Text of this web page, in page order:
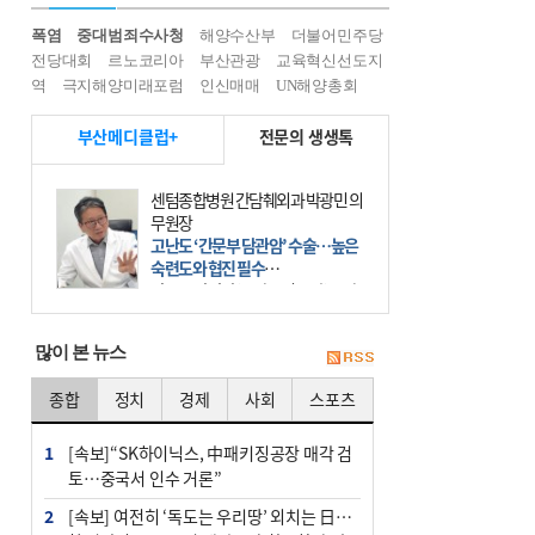
폭염 중대범죄수사청 해양수산부
더불어민주당
전당대회
르노코리아 부산관광
교육혁신선도지
역
극지해양미래포럼 인신매매 UN해양총회
부산메디클럽+ 전문의 생생톡
센텀종합병원 간담췌외과 박광민 의
무원장
고난도 ‘간문부 담관암’ 수술…높은
숙련도와 협진 필수
간문부 담관암(클라츠킨 종양)은 좌
우 간에서 나오는, 담관(담즙 배출 경
部)’에 생기는 악성 종양이다. 간동맥
문맥 림프절 담
많이 본 뉴스
종합 정치 경제 사회 스포츠
1
[속보]“SK하이닉스, 中패키징공장 매각 검
토…중국서 인수 거론”
2
[속보] 여전히 ‘독도는 우리땅’ 외치는 日…